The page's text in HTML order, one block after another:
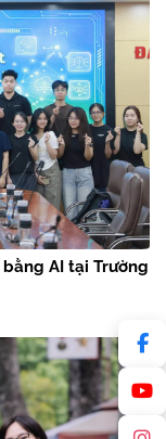
AI tại Trường